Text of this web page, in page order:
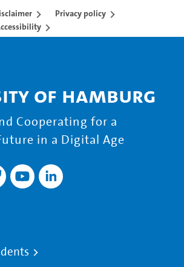
Privacy policy
of Hamburg
Cooperating for a
in a Digital Age